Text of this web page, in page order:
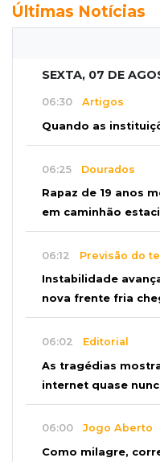
Últimas Notícias
SEXTA, 07 DE
06:30 Artigos
Quando as
06:25 Dourados
Rapaz de 19 anos
em caminhão
06:12 Previsão do
Instabilidade
nova frente fria
06:02 Editorial
As tragédias
internet quase
06:00 Jogo Aberto
Como milagre,